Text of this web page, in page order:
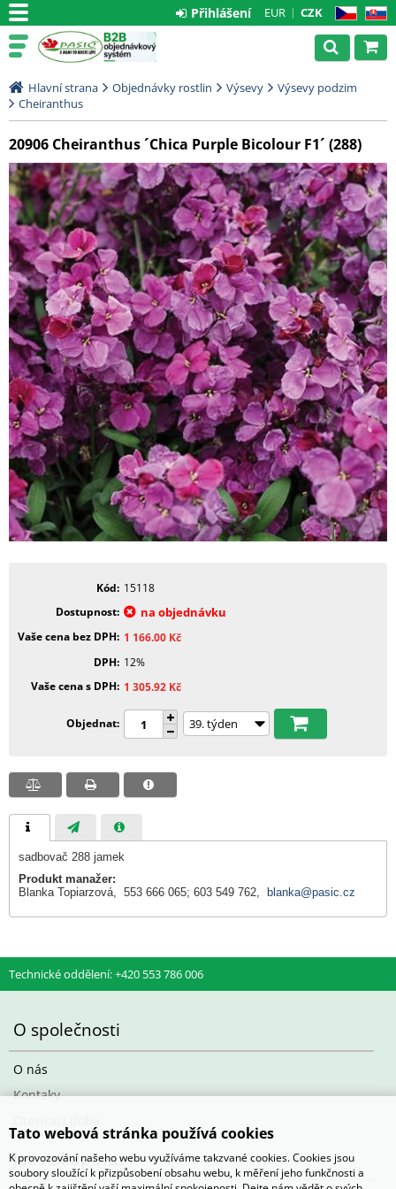
CZ SK
EUR CZK
Přihlášení
Hlavní strana Objednávky rostlin Výsevy
Výsevy podzim
Cheiranthus
20906 Cheiranthus ´Chica Purple Bicolour F1´ (288)
Kód 15118
Dostupnost
na objednávku
Vaše cena bez DPH 1 166.00 Kč
DPH 12%
Vaše cena s DPH 1 305.92 Kč
Objednat
sadbovač 288 jamek
Produkt manažer:
Blanka Topiarzová, 553 666 065; 603 549 762,
blanka@pasic.cz
Technické oddělení: +420 553 786 006
O společnosti
O nás
Kontaky
Jak nakupovat
Tato webová stránka používá cookies
K provozování našeho webu využíváme takzvané cookies. Cookies jsou
soubory sloužící k přizpůsobení obsahu webu, k měření jeho funkčnosti a